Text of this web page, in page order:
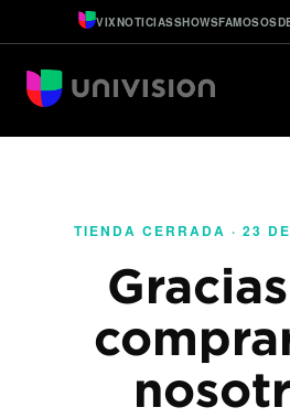
VIXNOTICIASSHOWSFAMOSOS
TIENDA CERRADA · 23